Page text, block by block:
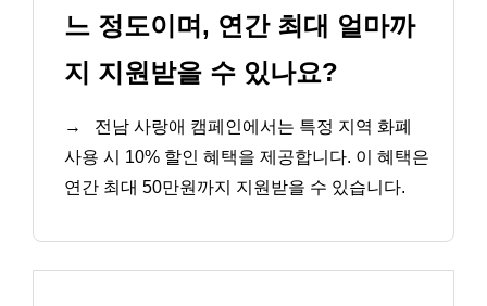
느 정도이며, 연간 최대 얼마까
지 지원받을 수 있나요?
→
전남 사랑애 캠페인에서는 특정 지역 화폐
사용 시 10% 할인 혜택을 제공합니다. 이 혜택은
연간 최대 50만원까지 지원받을 수 있습니다.